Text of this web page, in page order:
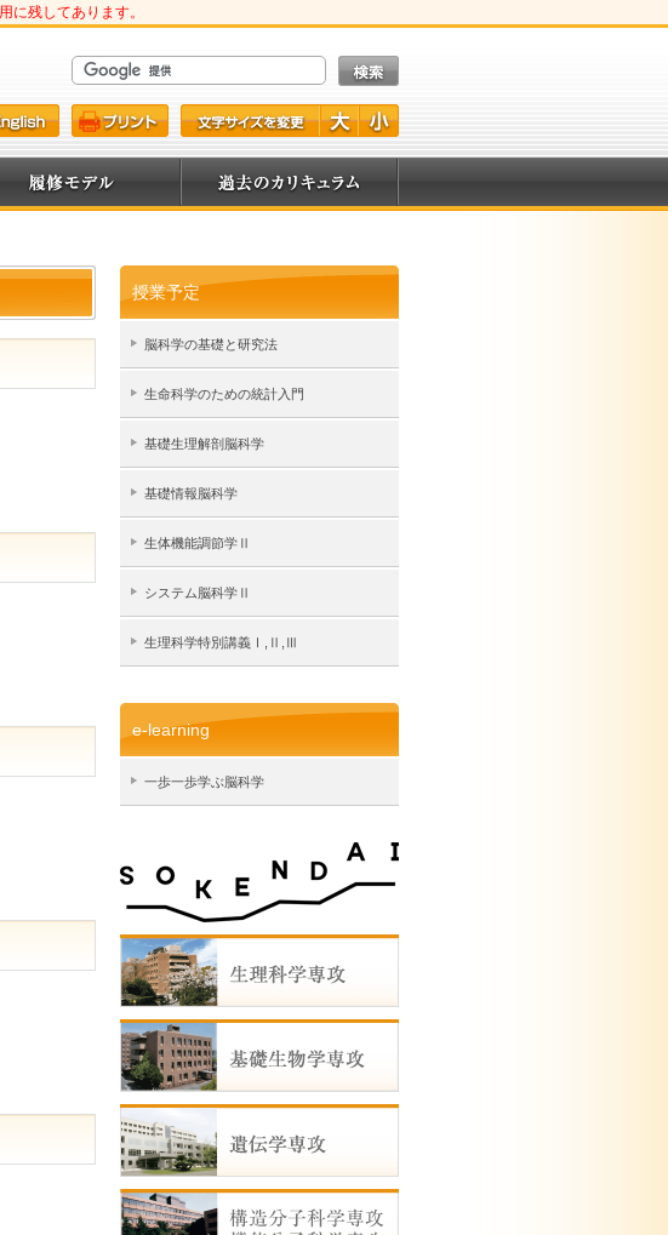
に残してあります。
授業予定
脳科学の基礎と研究法
生命科学のための統計入門
基礎生理解剖脳科学
基礎情報脳科学
生体機能調節学Ⅱ
システム脳科学Ⅱ
生理科学特別講義Ⅰ,Ⅱ,Ⅲ
e-learning
一歩一歩学ぶ脳科学